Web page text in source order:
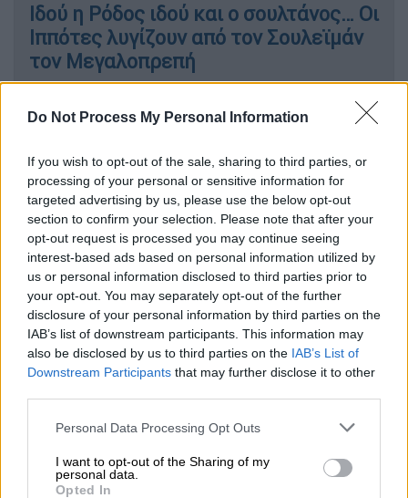
Do Not Process My Personal Information
If you wish to opt-out of the sale, sharing to third parties, or
processing of your personal or sensitive information for
targeted advertising by us, please use the below opt-out
section to confirm your selection. Please note that after your
opt-out request is processed you may continue seeing
interest-based ads based on personal information utilized by
us or personal information disclosed to third parties prior to
your opt-out. You may separately opt-out of the further
disclosure of your personal information by third parties on the
IAB’s list of downstream participants. This information may
also be disclosed by us to third parties on the IAB’s List of
Downstream Participants that may further disclose it to other
Please note that this website/app uses one or more Google
not limited to your visit or usage behaviour. You may click to
grant or deny consent to Google and its third-party tags to
Personal Data Processing Opt Outs
I want to opt-out of the Sharing of my
personal data.
Opted In
Ιδού η Ρόδος ιδού και ο σουλτάνος… Οι
Ιππότες λυγίζουν από τον Σουλεϊμάν
τον Μεγαλοπρεπή
οικογένειας Γιώργος Κοκοσάλης προχώρησε
σεεκτενείς δηλώσεις, παρουσιάζοντας
κρίσιμα στοιχείατης υπόθεσης.
Σύμφωνα με τον ίδιο, η διερεύνηση εστιάζει
πλέον στο ενδεχόμενο να υπήρξε
προσπάθεια αποσυναρμολόγησηςαμυντικού
τύπου χειροβομβίδας, διαδικασία που, όπως
υπογράμμισε, απαγορεύεται ρητά από τις
οδηγίες και τα guidelines του NATO για το
συγκεκριμένο είδος στρατιωτικού υλικού.
Ο κ. Κοκοσάλης επισήμανε ότι πρόκειται για
παρωχημένο στρατιωτικό υλικό
, το οποίο,
βάσει διεθνών προδιαγραφών, θα έπρεπε να